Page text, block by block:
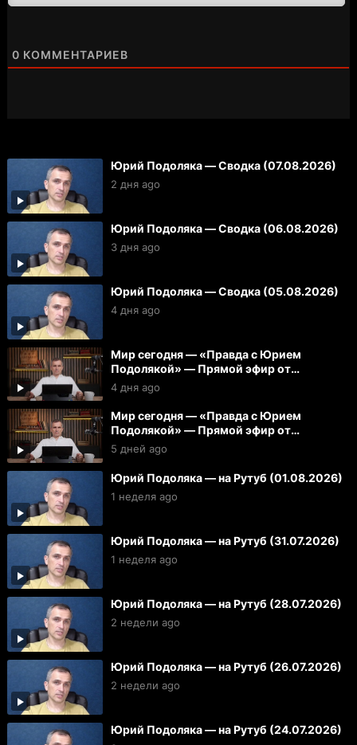
0 КОММЕНТАРИЕВ
Юрий Подоляка — Сводка (07.08.2026)
2 дня ago
Юрий Подоляка — Сводка (06.08.2026)
3 дня ago
Юрий Подоляка — Сводка (05.08.2026)
4 дня ago
Мир сегодня — «Правда с Юрием
Подолякой» — Прямой эфир от
05.08.2026
4 дня ago
Мир сегодня — «Правда с Юрием
Подолякой» — Прямой эфир от
04.08.2026
5 дней ago
Юрий Подоляка — на Рутуб (01.08.2026)
1 неделя ago
Юрий Подоляка — на Рутуб (31.07.2026)
1 неделя ago
Юрий Подоляка — на Рутуб (28.07.2026)
2 недели ago
Юрий Подоляка — на Рутуб (26.07.2026)
2 недели ago
Юрий Подоляка — на Рутуб (24.07.2026)